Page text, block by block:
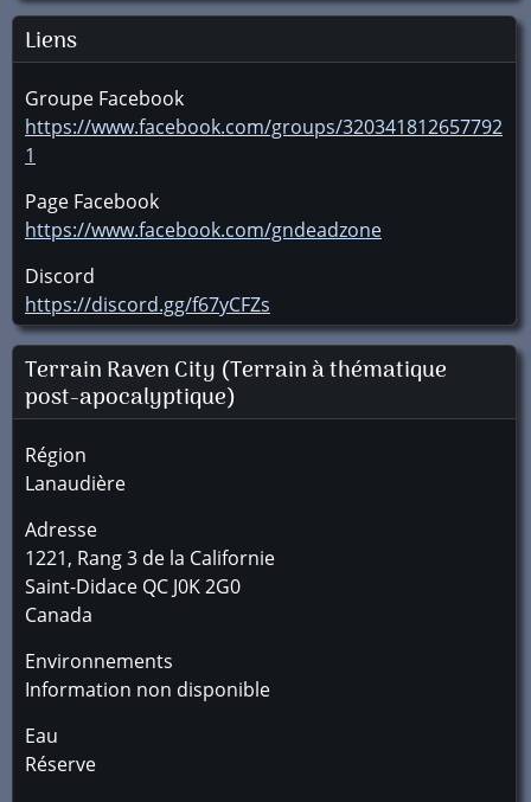
Liens
Groupe Facebook
https://www.facebook.com/groups/320341812657792
1
Page Facebook
https://www.facebook.com/gndeadzone
Discord
https://discord.gg/f67yCFZs
Terrain Raven City (Terrain à thématique
post-apocalyptique)
Région
Lanaudière
Adresse
1221, Rang 3 de la Californie
Saint-Didace QC J0K 2G0
Canada
Environnements
Information non disponible
Eau
Réserve